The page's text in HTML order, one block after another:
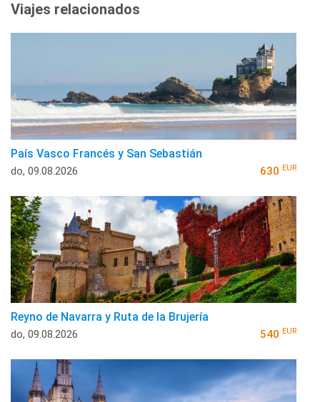
Viajes relacionados
País Vasco Francés y San Sebastián
do, 09.08.2026 630 EUR
Reyno de Navarra y Ruta de la Brujería
do, 09.08.2026 540 EUR